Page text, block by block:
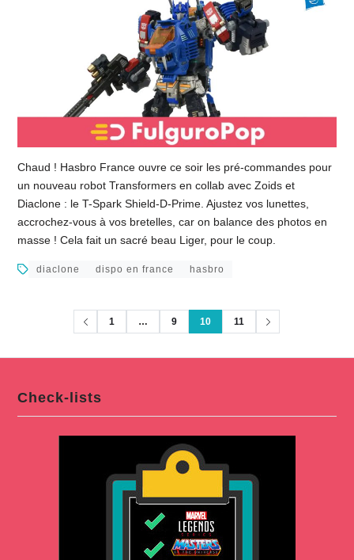
Chaud ! Hasbro France ouvre ce soir les pré-commandes pour
un nouveau robot Transformers en collab avec Zoids et
Diaclone : le T-Spark Shield-D-Prime. Ajustez vos lunettes,
accrochez-vous à vos bretelles, car on balance des photos en
masse ! Cela fait un sacré beau Liger, pour le coup.
diaclone dispo en france hasbro
1 … 9 10 11
Check-lists